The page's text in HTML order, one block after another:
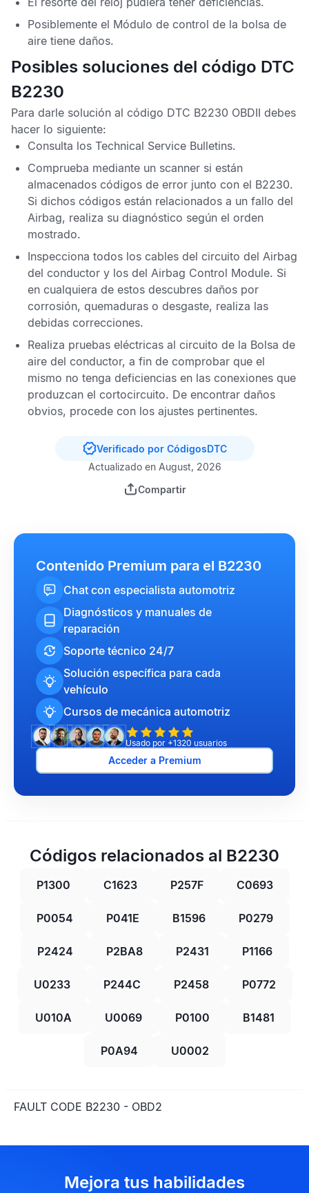
Posiblemente el Módulo de control de la bolsa de
aire tiene daños.
Posibles soluciones del código DTC
B2230
Para darle solución al código DTC B2230 OBDII debes
hacer lo siguiente:
Consulta los Technical Service Bulletins.
Comprueba mediante un scanner si están
almacenados códigos de error junto con el B2230.
Si dichos códigos están relacionados a un fallo del
Airbag, realiza su diagnóstico según el orden
mostrado.
Inspecciona todos los cables del circuito del Airbag
del conductor y los del Airbag Control Module. Si
en cualquiera de estos descubres daños por
corrosión, quemaduras o desgaste, realiza las
debidas correcciones.
Realiza pruebas eléctricas al circuito de la Bolsa de
aire del conductor, a fin de comprobar que el
mismo no tenga deficiencias en las conexiones que
produzcan el cortocircuito. De encontrar daños
obvios, procede con los ajustes pertinentes.
Verificado por CódigosDTC
Actualizado en August, 2026
Compartir
Contenido Premium para el B2230
Chat con especialista automotriz
Diagnósticos y manuales de
reparación
Soporte técnico 24/7
Solución específica para cada
vehículo
Cursos de mecánica automotriz
Usado por +1320 usuarios
Acceder a Premium
Códigos relacionados al B2230
P1300 C1623 P257F C0693
P0054 P041E B1596 P0279
P2424 P2BA8 P2431 P1166
U0233 P244C P2458 P0772
U010A U0069 P0100 B1481
P0A94 U0002
FAULT CODE B2230 - OBD2
Mejora tus habilidades